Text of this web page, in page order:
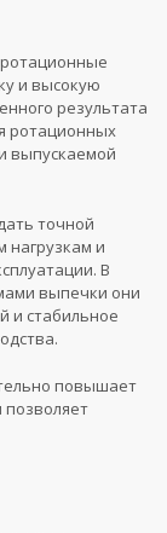
и высокую
результата
ротационных
выпускаемой
точной
нагрузкам и
В
выпечки они
и стабильное
повышает